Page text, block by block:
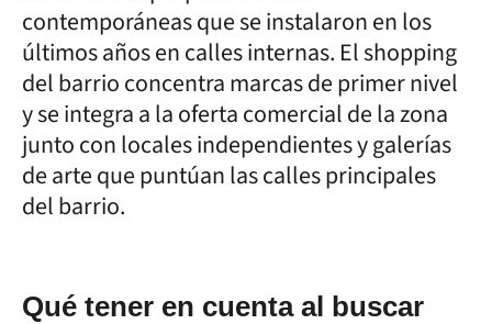
contemporáneas que se instalaron en los
últimos años en calles internas. El shopping
del barrio concentra marcas de primer nivel
y se integra a la oferta comercial de la zona
junto con locales independientes y galerías
de arte que puntúan las calles principales
del barrio.
Qué tener en cuenta al buscar